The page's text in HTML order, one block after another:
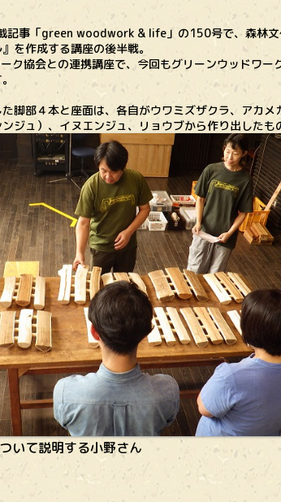
記事「green woodwork & life」の150号で、森林文
を作成する講座の後半戦。
ク協会との連携講座で、今回もグリーンウッドワー
脚部４本と座面は、各自がウワミズザクラ、アカメ
ジュ）、イヌエンジュ、リョウブから作り出したも
いて説明する小野さん